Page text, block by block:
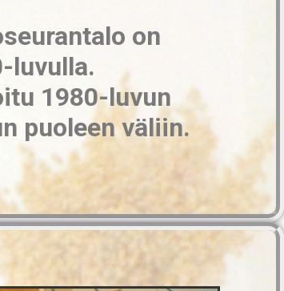
on
luvulla.
1980-luvun
puoleen väliin.